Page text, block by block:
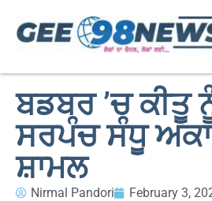
ਬਡਬਰ ’ਚ ਕੀਤੂ
ਸਰਪੰਚ ਸੰਧੂ
ਸ਼ਾਮਲ
Nirmal Pandori February 3,